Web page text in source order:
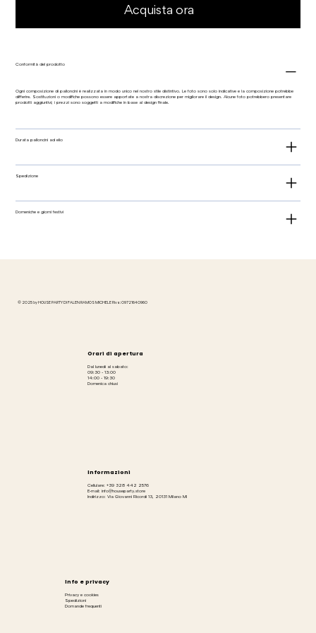
Acquista ora
Conformità del prodotto
Ogni composizione di palloncini è realizzata in modo unico nel nostro stile distintivo. Le foto sono solo indicative e la composizione potrebbe
differire. Sostituzioni o modifiche possono essere apportate a nostra discrezione per migliorare il design. Alcune foto potrebbero presentare
prodotti aggiuntivi; i prezzi sono soggetti a modifiche in base al design finale.
Durata palloncini ad elio
Spedizione
Domeniche e giorni festivi
© 2025 by HOUSE PARTY DI FALEN RAMOS MICHELE P.iva: 09721640960
Orari di apertura
Dal lunedì al sabato:
09:30 - 13:00
14:00 - 19:30
Domenica chiusi
Informazioni
Cellulare: +39 328 442 2576
E-mail: info@houseparty.store
Indirizzo: Via Giovanni Ricordi 13, 20131 Milano MI
Info e privacy
Privacy e cookies
Spedizioni
Domande frequenti